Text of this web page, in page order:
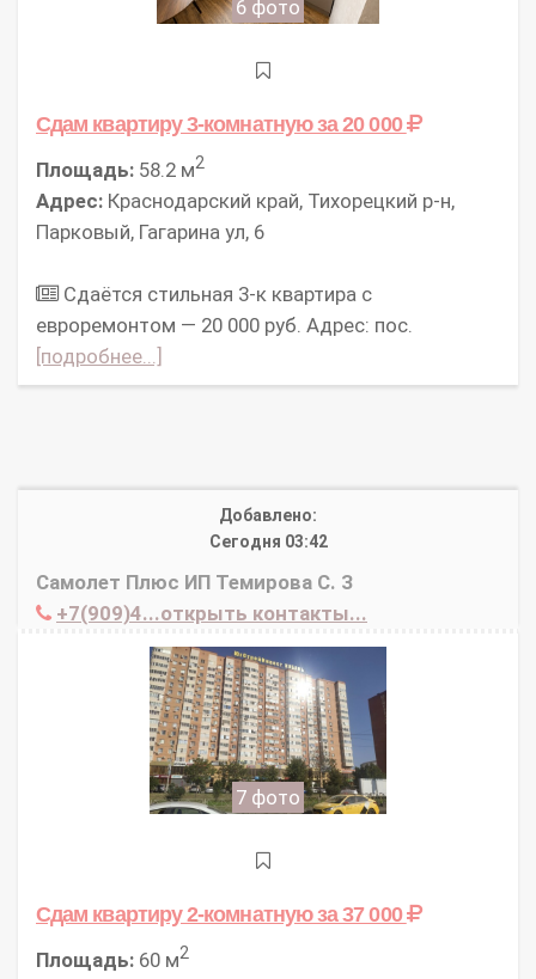
6 фото
Сдам квартиру 3-комнатнуюза 20 000
Площадь: 58.2 м2
Адрес: Краснодарский край, Тихорецкий р-н,
Парковый, Гагарина ул, 6
Сдаётся стильная 3-к квартира с
евроремонтом — 20 000 руб. Адрес: пос.
[подробнее...]
Добавлено:
Сегодня 03:42
Самолет Плюс ИП Темирова С. З
+7(909)4...открыть контакты...
7 фото
Сдам квартиру 2-комнатнуюза 37 000
Площадь: 60 м2